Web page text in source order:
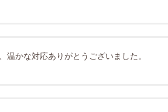
かな対応ありがとうございました。